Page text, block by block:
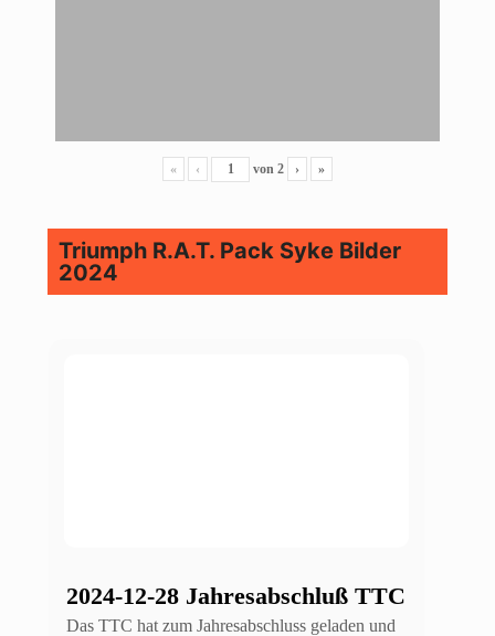
« ‹ von 2 › »
Triumph R.A.T. Pack Syke Bilder
2024
2024-12-28 Jahresabschluß TTC
Das TTC hat zum Jahresabschluss geladen und